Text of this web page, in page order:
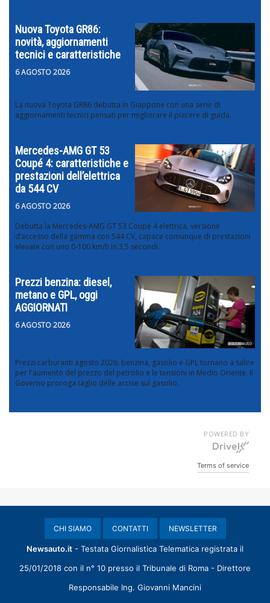
Nuova Toyota GR86:
novità, aggiornamenti
tecnici e caratteristiche
6 AGOSTO 2026
La nuova Toyota GR86 debutta in Giappone con una serie di
aggiornamenti tecnici pensati per migliorare il piacere di guida.
Mercedes-AMG GT 53
Coupé 4: caratteristiche e
prestazioni dell’elettrica
da 544 CV
6 AGOSTO 2026
Debutta la Mercedes-AMG GT 53 Coupé 4 elettrica, versione
d’accesso della gamma con 544 CV, capace comunque di prestazioni
elevate con uno 0-100 km/h in 3,5 secondi.
Prezzi benzina: diesel,
metano e GPL, oggi
AGGIORNATI
6 AGOSTO 2026
Prezzi carburanti agosto 2026: benzina, gasolio e GPL tornano a salire
per l'aumento del prezzo del petrolio e le tensioni in Medio Oriente. Il
Governo proroga taglio delle accise sul gasolio.
POWERED BY
Terms of service
CHI SIAMO CONTATTI NEWSLETTER
Newsauto.it - Testata Giornalistica Telematica registrata il
25/01/2018 con il n° 10 presso il Tribunale di Roma - Direttore
Responsabile Ing. Giovanni Mancini